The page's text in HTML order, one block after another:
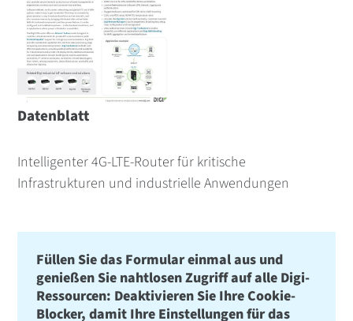
Intelligenter 4G-LTE-Router für kritische
Infrastrukturen und industrielle Anwendungen
Füllen Sie das Formular einmal aus und
genießen Sie nahtlosen Zugriff auf alle Digi-
Ressourcen: Deaktivieren Sie Ihre Cookie-
Blocker, damit Ihre Einstellungen für das
Datenblatt